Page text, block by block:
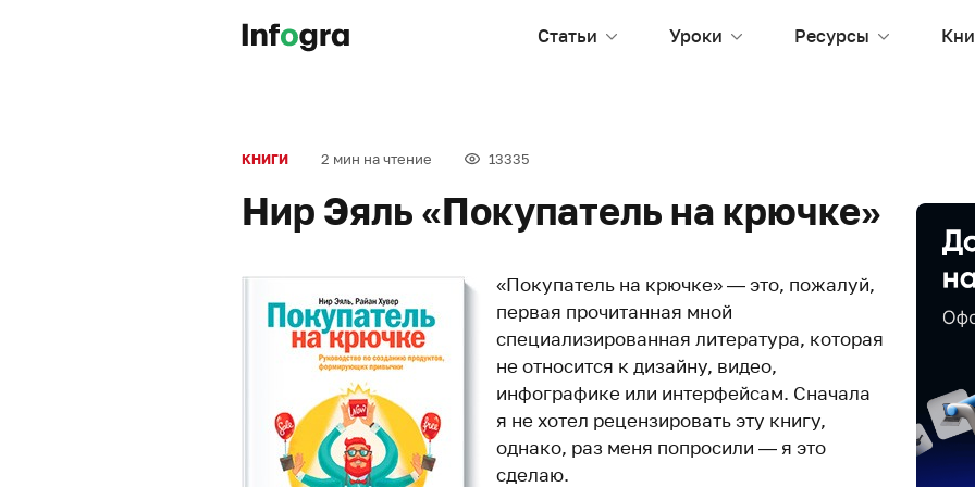
Статьи Уроки Ресурсы
КНИГИ 2 мин на чтение 13335
Нир Эяль «Покупатель на крючке»
«Покупатель на крючке» — это, пожалуй,
первая прочитанная мной
специализированная литература, которая
не относится к дизайну, видео,
инфографике или интерфейсам. Сначала
я не хотел рецензировать эту книгу,
однако, раз меня попросили — я это
сделаю.